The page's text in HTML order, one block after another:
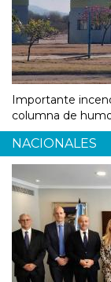
Importante
columna de
NACIONALES